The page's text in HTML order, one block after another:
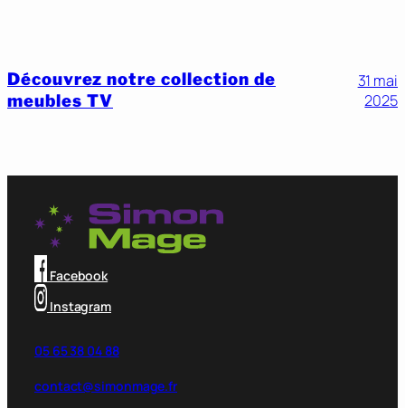
Découvrez notre collection de
meubles TV
31 mai
2025
Facebook
Instagram
05 65 38 04 88
contact@simonmage.fr